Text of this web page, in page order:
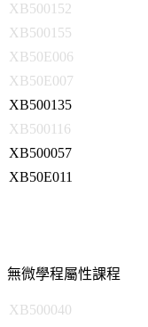
XB500152
XB500155
XB50E006
XB50E007
XB500135
XB500116
XB500057
XB50E011
無微學程屬性課程
XB500040